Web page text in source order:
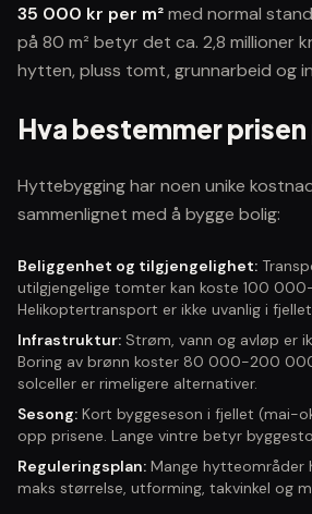
35 000 kr per m²med normal
på 80 m² betyr det ca. 2,8 millioner
hytten, pluss tomt, grunnarbeid og
Hva bestemmer
Hyttebygging har noen unike
sammenlignet med å bygge bolig:
Beliggenhet og tilgjengelighet:
utilgjengelige tomter kan koste 100
Helikoptertransport er ikke uvanlig i
Infrastruktur: Strøm, vann og avløp er
Boring av brønn koster 80 000-200
solceller er rimeligere alternativer.
Sesong: Kort byggeseson i fjellet (mai-
opp prisene. Lange vintre betyr
Reguleringsplan: Mange hytteområder
maks størrelse, utforming, takvinkel og